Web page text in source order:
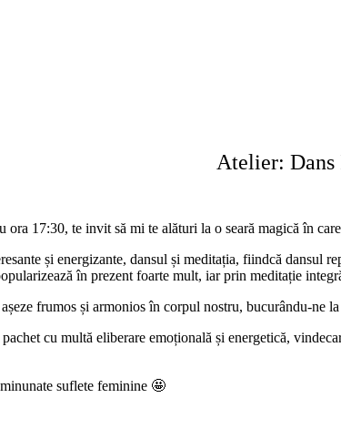
Atelier:
17:30, te invit să mi te alături la o seară magică în
și energizante, dansul și meditația, fiindcă
în prezent foarte mult, iar prin meditație
frumos și armonios în corpul nostru, bucurându-
cu multă eliberare emoțională și energetică,
suflete feminine 🤩